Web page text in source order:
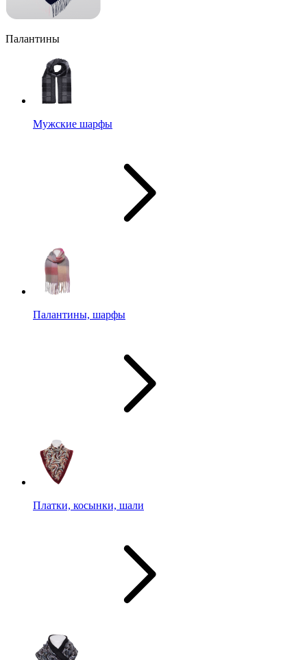
Палантины
Мужские шарфы
Палантины, шарфы
Платки, косынки, шали